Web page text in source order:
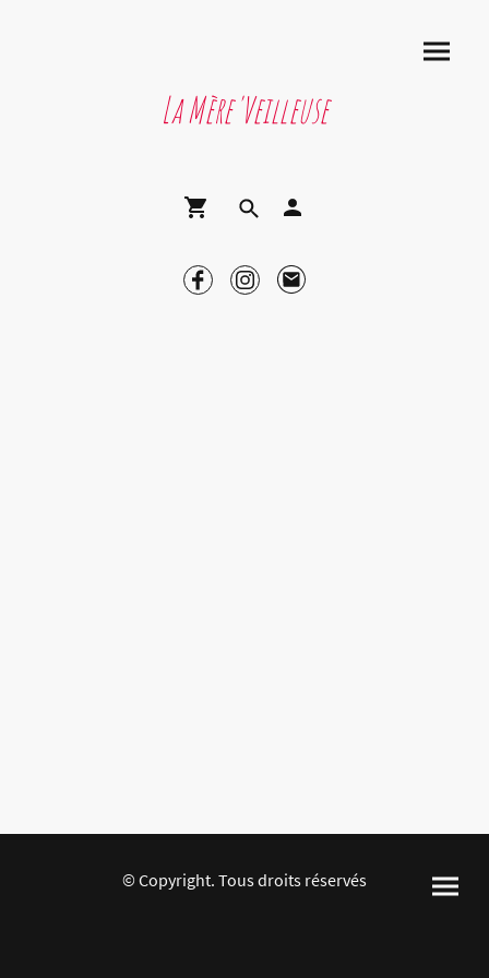
La Mère'Veilleuse
© Copyright. Tous droits réservés